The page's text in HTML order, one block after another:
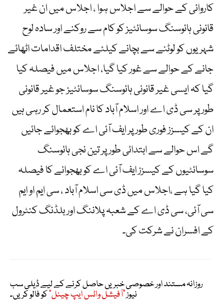
کاروائی کے حوالے سے اجلاس ہوا ، اجلاس میں ان غیر
قانونی ہائوسنگ سوسائٹیز کو کام سے روکنے اور سادہ لوح
شہریوں کو لوٹنے سے بچانے کیلئے مختلف اقدامات اٹھائے
جانے کے حوالے سے غور کیا گیا، اجلاس میں فیصلہ کیا
گیا کہ ایسی غیر قانونی ہائوسنگ سوسائٹیز جو غیر قانونی
طور پر سی ڈی اے اور اسلام آباد کا نام استعمال کر رہی ہیں
ان کے کیسزز فوری طور پر ایف آئی اے کو بھجوائے جائیں
گے اس حوالے سے ابتدائی طور پر تین نجی ہائوسنگ
سوسائٹیوں کے کیسزز ایف آئی اے کو بھجوانے کا فیصلہ
کیا گیا ہے ،اجلاس میں ڈی سی اسلام آباد ، سی ایم او ایم
سی آئی، سی ڈی اے کے شعبہ پلاننگ اور بلڈنگ کنٹرول
کے افسران نے شرکت کی۔
روزانہ مستند اور خصوصی خبریں حاصل کرنے کے لیے ڈیلی سب
نیوز"آفیشل واٹس ایپ چینل"کو فالو کریں۔